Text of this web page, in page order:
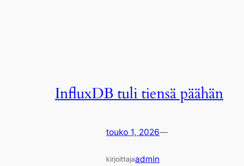
InfluxDB tuli tiensä päähän
touko 1, 2026—
kirjoittajaadmin